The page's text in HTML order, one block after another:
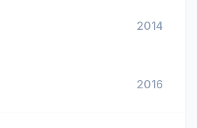
2014
2016